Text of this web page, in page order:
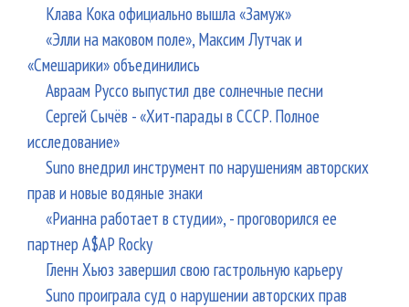
Клава Кока официально вышла «Замуж»
«Элли на маковом поле», Максим Лутчак и
«Смешарики» объединились
Авраам Руссо выпустил две солнечные песни
Сергей Сычёв - «Хит-парады в СССР. Полное
исследование»
Suno внедрил инструмент по нарушениям авторских
прав и новые водяные знаки
«Рианна работает в студии», - проговорился ее
партнер A$AP Rocky
Гленн Хьюз завершил свою гастрольную карьеру
Suno проиграла суд о нарушении авторских прав